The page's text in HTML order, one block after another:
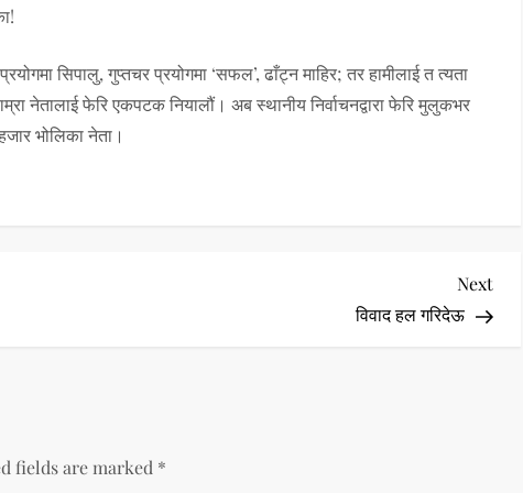
सिपालु, गुप्तचर प्रयोगमा ‘सफल’, ढाँट्न माहिर; तर हामीलाई त त्यता
नेतालाई फेरि एकपटक नियालौं। अब स्थानीय निर्वाचनद्वारा फेरि मुलुकभर
भोलिका नेता।
Next
Post
Next
विवाद हल गरिदेऊ
fields are marked *